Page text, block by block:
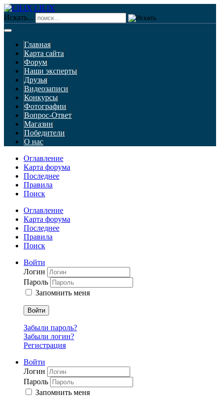
LILIX
Искать...
Главная
Карта сайта
Форум
Наши эксперты
Друзья
Видеозаписи
Конкурсы
Фотографии
Вопрос-Ответ
Магазин
Победители
О нас
Оглавление
Карта форума
Последнее
Правила
Поиск
Оглавление
Карта форума
Последнее
Правила
Поиск
Войти
Логин
Пароль
Запомнить меня
Войти
Забыли пароль?
Забыли логин?
Регистрация
Войти
Логин
Пароль
Запомнить меня